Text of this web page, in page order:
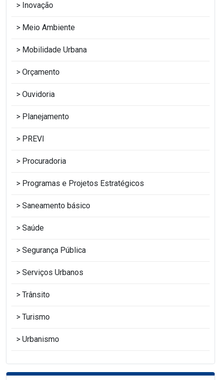
Inovação
Meio Ambiente
Mobilidade Urbana
Orçamento
Ouvidoria
Planejamento
PREVI
Procuradoria
Programas e Projetos Estratégicos
Saneamento básico
Saúde
Segurança Pública
Serviços Urbanos
Trânsito
Turismo
Urbanismo